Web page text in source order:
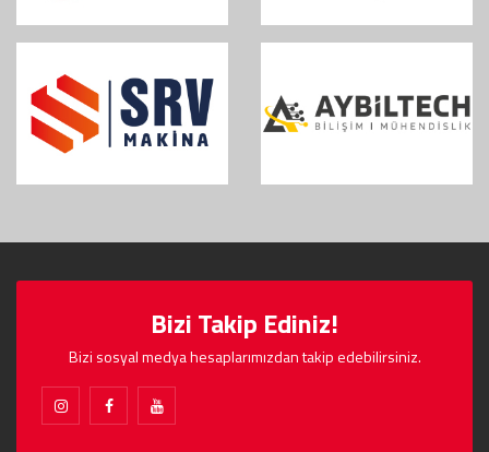
Bizi Takip Ediniz!
Bizi sosyal medya hesaplarımızdan takip edebilirsiniz.